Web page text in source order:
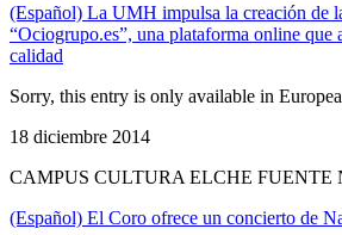
(Español) La UMH impulsa la creación de
“Ociogrupo.es”, una plataforma online que
calidad
Sorry, this entry is only available in
18 diciembre 2014
CAMPUS CULTURA ELCHE FUENTE
(Español) El Coro ofrece un concierto de